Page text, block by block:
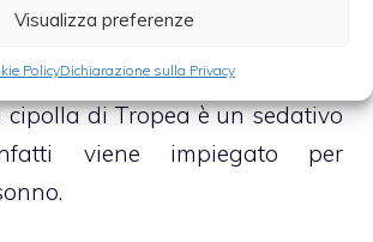
Visualizza preferenze
PolicyDichiarazione sulla Privacy
aiutano a proteggere cuore e
le sue proprietà ricordiamo
cipolla di Tropea è un sedativo
viene impiegato per